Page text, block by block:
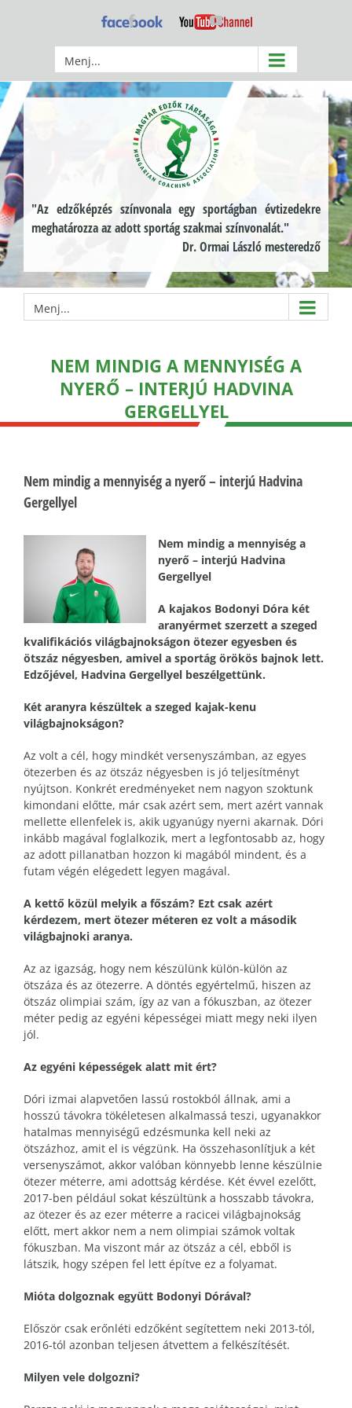
Facebook YouTube
Menj...
"Az edzőképzés színvonala egy sportágban évtizedekre
meghatározza az adott sportág szakmai színvonalát."
Dr. Ormai László mesteredző
Menj...
NEM MINDIG A MENNYISÉG A
NYERŐ – INTERJÚ HADVINA
GERGELLYEL
Nem mindig a mennyiség a nyerő – interjú Hadvina
Gergellyel
Nem mindig a mennyiség a
nyerő – interjú Hadvina
Gergellyel
A kajakos Bodonyi Dóra két
aranyérmet szerzett a szeged
kvalifikációs világbajnokságon ötezer egyesben és
ötszáz négyesben, amivel a sportág örökös bajnok lett.
Edzőjével, Hadvina Gergellyel beszélgettünk.
Két aranyra készültek a szeged kajak-kenu
világbajnokságon?
Az volt a cél, hogy mindkét versenyszámban, az egyes
ötezerben és az ötszáz négyesben is jó teljesítményt
nyújtson. Konkrét eredményeket nem nagyon szoktunk
kimondani előtte, már csak azért sem, mert azért vannak
mellette ellenfelek is, akik ugyanúgy nyerni akarnak. Dóri
inkább magával foglalkozik, mert a legfontosabb az, hogy
az adott pillanatban hozzon ki magából mindent, és a
futam végén elégedett legyen magával.
A kettő közül melyik a főszám? Ezt csak azért
kérdezem, mert ötezer méteren ez volt a második
világbajnoki aranya.
Az az igazság, hogy nem készülünk külön-külön az
ötszáza és az ötezerre. A döntés egyértelmű, hiszen az
ötszáz olimpiai szám, így az van a fókuszban, az ötezer
méter pedig az egyéni képességei miatt megy neki ilyen
jól.
Az egyéni képességek alatt mit ért?
Dóri izmai alapvetően lassú rostokból állnak, ami a
hosszú távokra tökéletesen alkalmassá teszi, ugyanakkor
hatalmas mennyiségű edzésmunka kell neki az
ötszázhoz, amit el is végzünk. Ha összehasonlítjuk a két
versenyszámot, akkor valóban könnyebb lenne készülnie
ötezer méterre, ami adottság kérdése. Két évvel ezelőtt,
2017-ben például sokat készültünk a hosszabb távokra,
az ötezer és az ezer méterre a racicei világbajnokság
előtt, mert akkor nem a nem olimpiai számok voltak
fókuszban. Ma viszont már az ötszáz a cél, ebből is
látszik, hogy szépen fel lett építve ez a folyamat.
Mióta dolgoznak együtt Bodonyi Dórával?
Először csak erőnléti edzőként segítettem neki 2013-tól,
2016-tól azonban teljesen átvettem a felkészítését.
Milyen vele dolgozni?